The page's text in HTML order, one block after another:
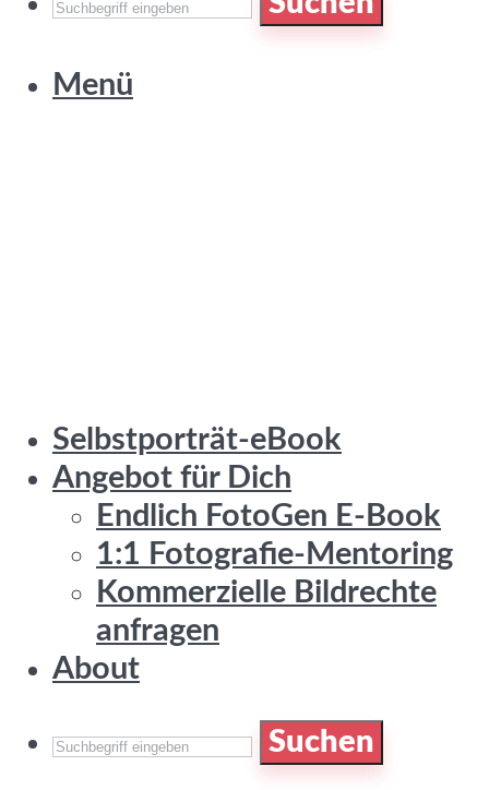
Menü
Selbstporträt-eBook
Angebot für Dich
Endlich FotoGen E-Book
1:1 Fotografie-Mentoring
Kommerzielle Bildrechte
anfragen
About
Suchen